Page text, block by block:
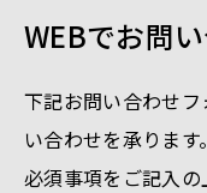
WEBでお問
下記お問い合わせ
い合わせを承ります。
必須事項をご記入